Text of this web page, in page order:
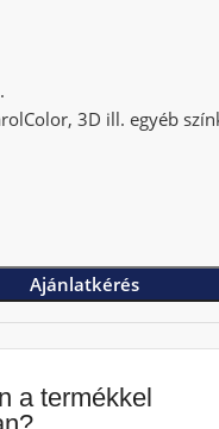
3D ill. egyéb
Ajánlatkérés
a termékkel